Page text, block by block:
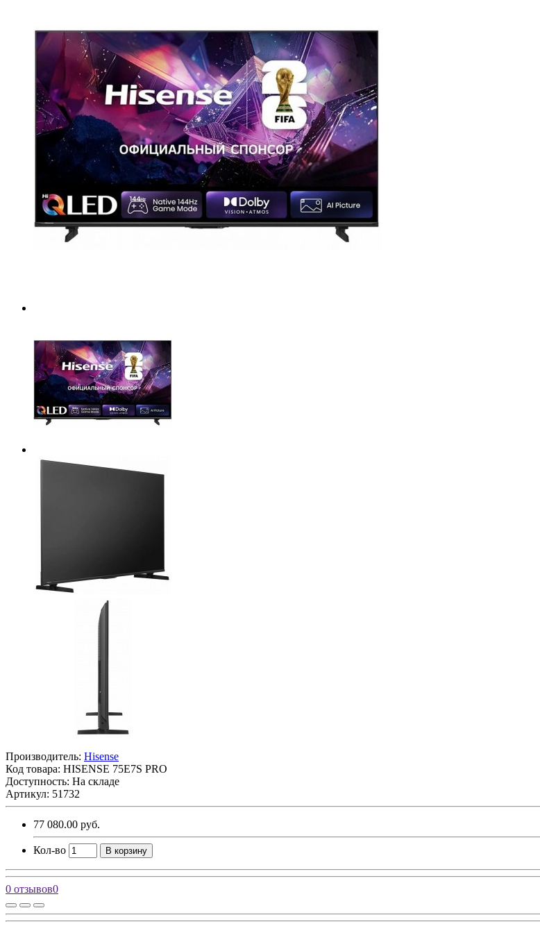
Производитель: Hisense
Код товара: HISENSE 75E7S PRO
Доступность: На складе
Артикул: 51732
77 080.00 руб.
Кол-во В корзину
0 отзывов0